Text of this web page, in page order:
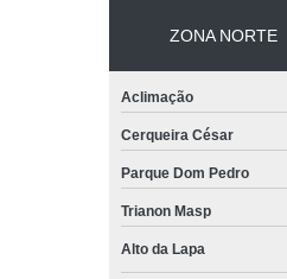
ZONA NORTE
Aclimação
Cerqueira César
Parque Dom Pedro
Trianon Masp
Alto da Lapa